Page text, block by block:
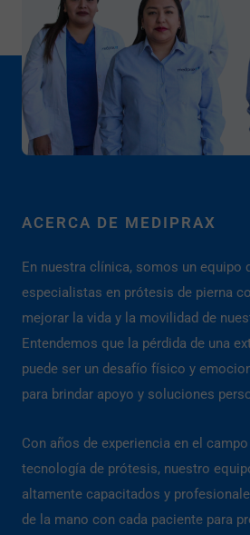
ACERCA DE MEDIPRAX
En nuestra clínica, somos un equipo
especialistas en prótesis de pierna
mejorar la vida y la movilidad de
Entendemos que la pérdida de una
puede ser un desafío físico y
para brindar apoyo y soluciones
Con años de experiencia en el
tecnología de prótesis, nuestro
altamente capacitados y
de la mano con cada paciente para